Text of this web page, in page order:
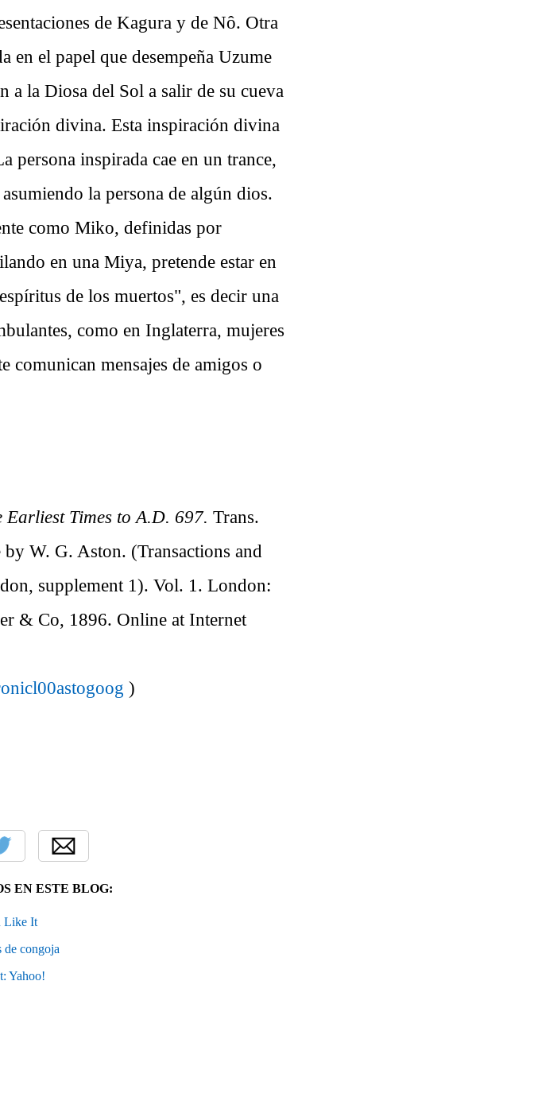
de Kagura y de Nô. Otra
en el papel que desempeña Uzume
a la Diosa del Sol a salir de su cueva
divina. Esta inspiración divina
persona inspirada cae en un trance,
la persona de algún dios.
como Miko, definidas por
en una Miya, pretende estar en
de los muertos", es decir una
como en Inglaterra, mujeres
comunican mensajes de amigos o
Times to A.D. 697. Trans.
W. G. Aston. (Transactions and
supplement 1). Vol. 1. London:
& Co, 1896. Online at Internet
)
EN ESTE BLOG:
Like It
de congoja
Yahoo!